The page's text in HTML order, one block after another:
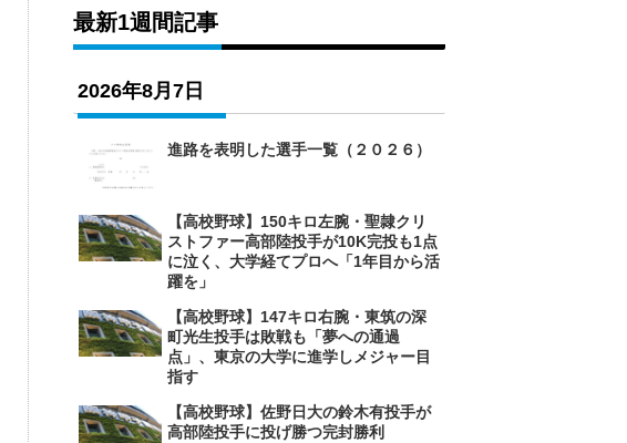
最新1週間記事
2026年8月7日
進路を表明した選手一覧（２０２６）
【高校野球】150キロ左腕・聖隷クリ
ストファー高部陸投手が10K完投も1点
に泣く、大学経てプロへ「1年目から活
躍を」
【高校野球】147キロ右腕・東筑の深
町光生投手は敗戦も「夢への通過
点」、東京の大学に進学しメジャー目
指す
【高校野球】佐野日大の鈴木有投手が
高部陸投手に投げ勝つ完封勝利